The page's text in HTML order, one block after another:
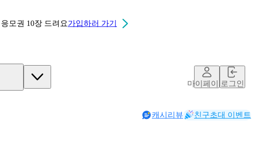
모권 10장 드려요가입하러 가기
마이페이지로그인
캐시리뷰 친구초대 이벤트